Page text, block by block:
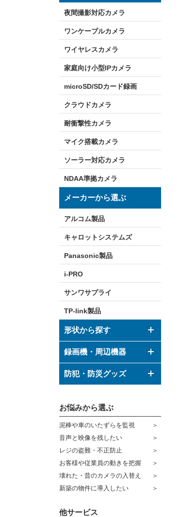
夜間撮影対応カメラ
ワンケーブルカメラ
ワイヤレスカメラ
家庭向け小型IPカメラ
microSD/SDカード録画
クラウドカメラ
耐衝撃性カメラ
マイク搭載カメラ
ソーラー対応カメラ
NDAA準拠カメラ
メーカーから選ぶ
アルコム製品
キャロットシステムズ
Panasonic製品
i-PRO
サンワサプライ
TP-link製品
形状から探す
ドーム型カメラ
ボックス型カメラ
その他形状のカメラ
録画機・周辺機器
デジタルレコーダー
ハウジング
ブラケット
ケーブル
コネクター
その他周辺機器
防犯・防災グッズ
防災グッズ
センサーライト・アラーム
防犯ステッカー
宅配ボックス
お悩みから選ぶ
泥棒や車のいたずらを監視
音声と映像を残したい
レジの盗難・不正防止
お客様や従業員の動きを把握
壊れた・昔のカメラの入替え
新築の物件に導入したい
他サービス